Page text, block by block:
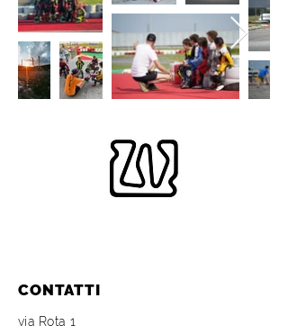
CONTATTI
via Rota 1